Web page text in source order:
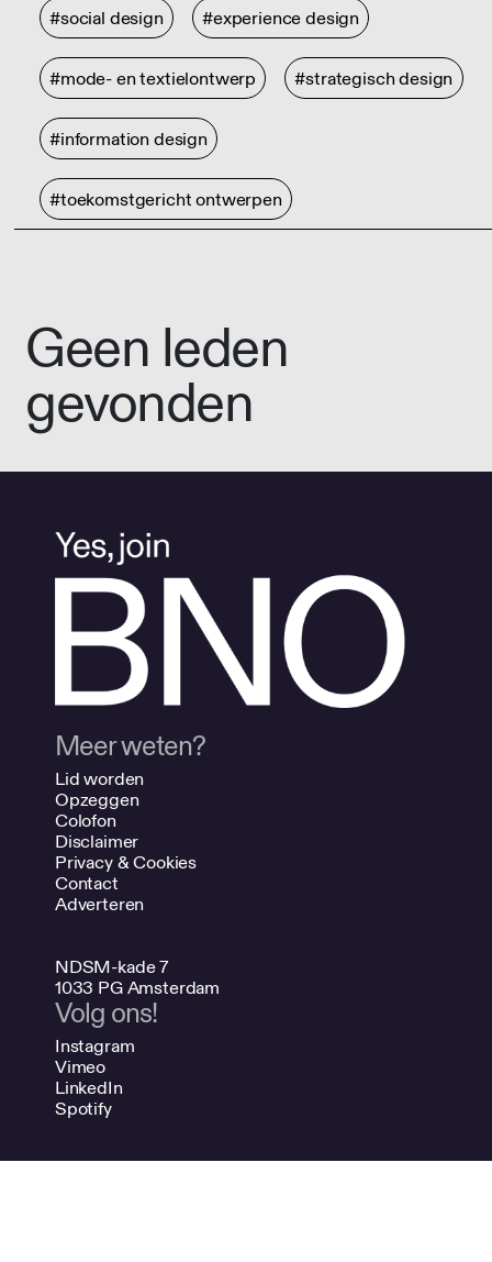
#social design #experience design
#mode- en textielontwerp #strategisch design
#information design
#toekomstgericht ontwerpen
Geen leden
gevonden
Meer weten?
Lid worden
Opzeggen
Colofon
Disclaimer
Privacy & Cookies
Contact
Adverteren
NDSM-kade 7
1033 PG Amsterdam
Volg ons!
Instagram
Vimeo
LinkedIn
Spotify